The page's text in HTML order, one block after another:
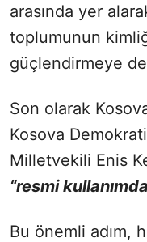
arasında yer
toplumunun
güçlendirmeye
Son olarak
Kosova
Milletvekili Enis
“resmi
Bu önemli adım,